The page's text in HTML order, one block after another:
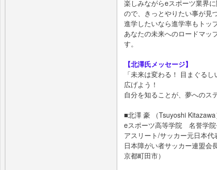
楽しみながらeスポーツ業界
ので、きっとやりたい事が見
進学したいなら進学率もトッ
あなたの未来へのロードマッ
す。
【北澤氏メッセージ】
「未来は変わる！ 目まぐる
広げよう！
自分を知ることが、夢へのス
■北澤 豪 （Tsuyoshi
eスポーツ高等学院 名誉学
アスリート/サッカー元日本
日本障がい者サッカー連盟会
京都町田市）